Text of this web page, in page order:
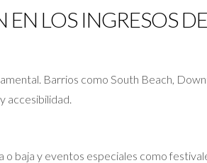
EN LOS INGRESOS
Barrios como South Beach,
accesibilidad.
o baja y eventos especiales como